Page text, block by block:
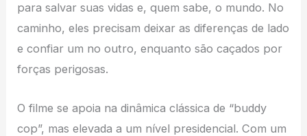
para salvar suas vidas e, quem sabe, o mundo. No
caminho, eles precisam deixar as diferenças de lado
e confiar um no outro, enquanto são caçados por
forças perigosas.
O filme se apoia na dinâmica clássica de “buddy
cop”, mas elevada a um nível presidencial. Com um